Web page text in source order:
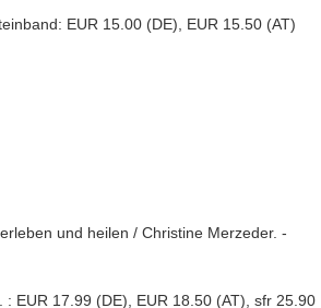
EUR 15.00 (DE), EUR 15.50 (AT)
und heilen / Christine Merzeder. -
EUR 17.99 (DE), EUR 18.50 (AT), sfr 25.90